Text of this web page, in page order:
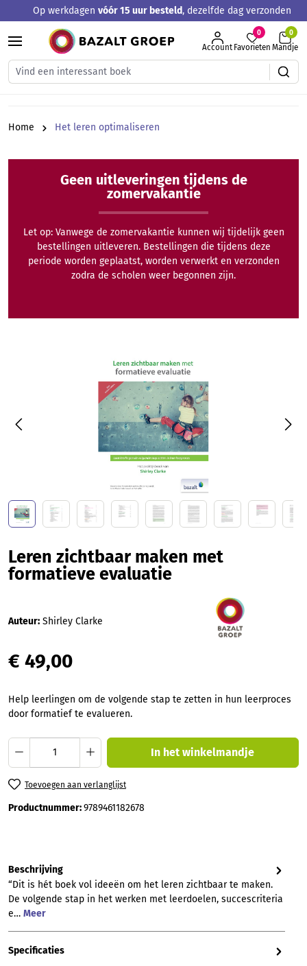
Op werkdagen vóór 15 uur besteld, dezelfde dag verzonden
Account Favorieten Mandje
0
Home Het leren optimaliseren
Geen uitleveringen tijdens de
zomervakantie
Let op: Vanwege de zomervakantie kunnen wij tijdelijk geen
bestellingen uitleveren. Bestellingen die tijdens deze
periode worden geplaatst, worden verwerkt en verzonden
zodra de scholen weer begonnen zijn.
Leren zichtbaar maken met
formatieve evaluatie
Auteur: Shirley Clarke
€ 49,00
Help leerlingen om de volgende stap te zetten in hun leerproces
door formatief te evalueren.
Producthoeveelheid: Voer de gewenste
In het winkelmandje
Toevoegen aan verlanglijst
Productnummer:9789461182678
Beschrijving
“Dit is hét boek vol ideeën om het leren zichtbaar te maken.
De volgende stap in het werken met leerdoelen, succescriteria
e… Meer
Specificaties